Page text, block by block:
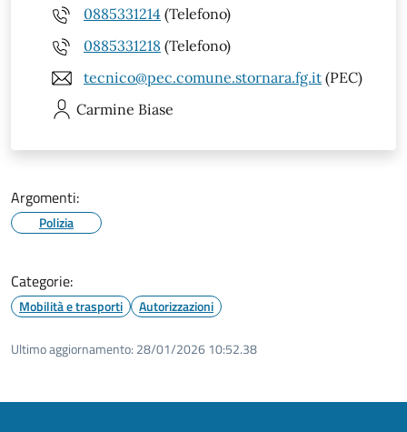
0885331214 (Telefono)
0885331218 (Telefono)
tecnico@pec.comune.stornara.fg.it (PEC)
Carmine Biase
Argomenti:
Polizia
Categorie:
Mobilità e trasporti Autorizzazioni
Ultimo aggiornamento: 28/01/2026 10:52.38